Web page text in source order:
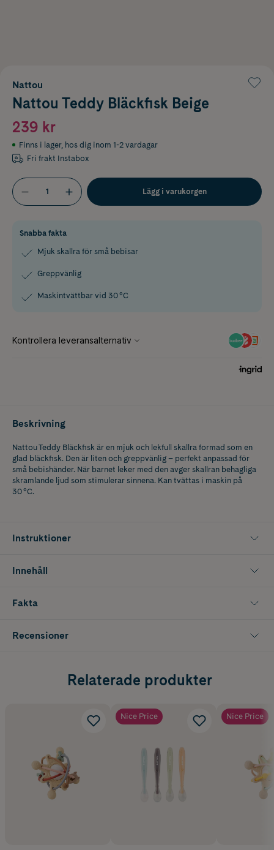
Nattou
Nattou Teddy Bläckfisk Beige
239 kr
Finns i lager, hos dig inom 1-2 vardagar
Fri frakt Instabox
Lägg i varukorgen
Snabba fakta
Mjuk skallra för små bebisar
Greppvänlig
Maskintvättbar vid 30 °C
Beskrivning
Nattou Teddy Bläckfisk är en mjuk och lekfull skallra formad som en
glad bläckfisk. Den är liten och greppvänlig – perfekt anpassad för
små bebishänder. När barnet leker med den avger skallran behagliga
skramlande ljud som stimulerar sinnena. Kan tvättas i maskin på
30 °C.
Instruktioner
Innehåll
Fakta
Recensioner
Relaterade produkter
Nice Price Nice Price